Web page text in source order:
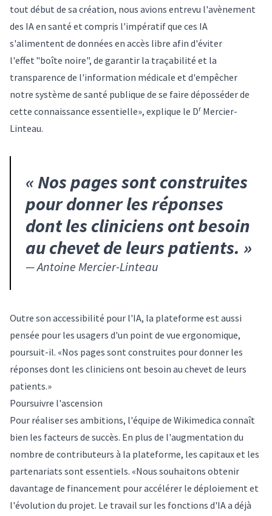
tout début de sa création, nous avions entrevu l'avènement
des IA en santé et compris l'impératif que ces IA
s'alimentent de données en accès libre afin d'éviter
l'effet "boîte noire", de garantir la traçabilité et la
transparence de l'information médicale et d'empêcher
notre système de santé publique de se faire déposséder de
cette connaissance essentielle», explique le Dr Mercier-
Linteau.
« Nos pages sont construites
pour donner les réponses
dont les cliniciens ont besoin
au chevet de leurs patients. »
—Antoine Mercier-Linteau
Outre son accessibilité pour l'IA, la plateforme est aussi
pensée pour les usagers d'un point de vue ergonomique,
poursuit-il. «Nos pages sont construites pour donner les
réponses dont les cliniciens ont besoin au chevet de leurs
patients.»
Poursuivre l'ascension
Pour réaliser ses ambitions, l'équipe de Wikimedica connaît
bien les facteurs de succès. En plus de l'augmentation du
nombre de contributeurs à la plateforme, les capitaux et les
partenariats sont essentiels. «Nous souhaitons obtenir
davantage de financement pour accélérer le déploiement et
l'évolution du projet. Le travail sur les fonctions d'IA a déjà